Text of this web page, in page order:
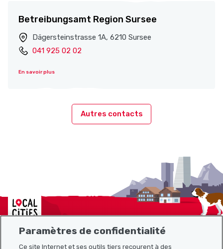
Betreibungsamt Region Sursee
Dägersteinstrasse 1A, 6210 Sursee
041 925 02 02
En savoir plus
Autres contacts
Localcities
Paramètres de confidentialité
Ce site Internet et ses outils tiers recourent à des